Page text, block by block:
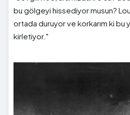
bu gölgeyi hissediyor musun?
ortada duruyor ve korkarım ki bu
kirletiyor."